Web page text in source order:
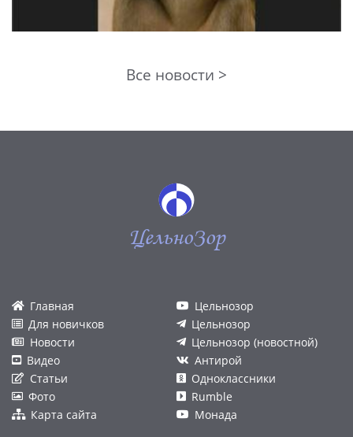
Все новости >
ЦельноЗор
Главная
Для новичков
Новости
Видео
Статьи
Фото
Карта сайта
Цельнозор
Цельнозор
Цельнозор (новостной)
Антирой
Одноклассники
Rumble
Монада